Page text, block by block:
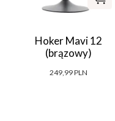
Hoker Mavi 12
(brązowy)
249,99 PLN